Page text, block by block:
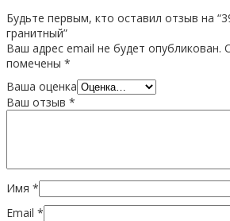
Будьте первым, кто оставил отзыв на
гранитный”
Ваш адрес email не будет опубликован.
помечены *
Ваша оценка
Ваш отзыв *
Имя *
Email *